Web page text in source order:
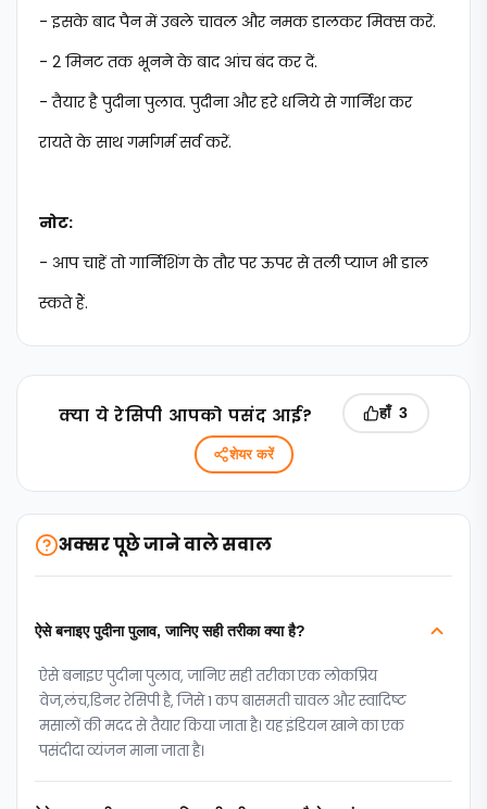
- इसके बाद पैन में उबले चावल और नमक डालकर मिक्स करें.
- 2 मिनट तक भूनने के बाद आंच बंद कर दें.
- तैयार है पुदीना पुलाव. पुदीना और हरे धनिये से गार्निश कर
रायते के साथ गर्मागर्म सर्व करें.
नोट:
- आप चाहें तो गार्निशिंग के तौर पर ऊपर से तली प्याज भी डाल
स्कते हैं.
क्‍या ये रेसिपी आपको पसंद आई? हाँ 3
शेयर करें
अक्सर पूछे जाने वाले सवाल
ऐसे बनाइए पुदीना पुलाव, जानिए सही तरीका क्या है?
ऐसे बनाइए पुदीना पुलाव, जानिए सही तरीका एक लोकप्रिय
वेज,लंच,डिनर रेसिपी है, जिसे 1 कप बासमती चावल और स्वादिष्ट
मसालों की मदद से तैयार किया जाता है। यह इंडियन खाने का एक
पसंदीदा व्यंजन माना जाता है।